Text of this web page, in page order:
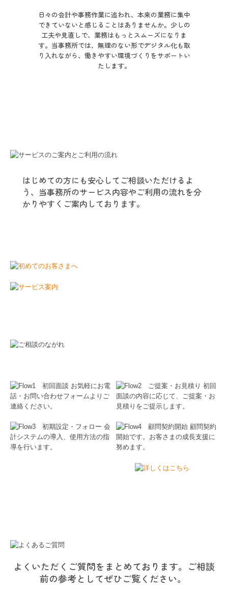
日々の会計や事務作業に追われ、本来の業務に集中
できていないと感じることはありませんか。少しの
工夫や見直しで、業務はもっとスムーズになりま
す。当事務所では、無理のない形でデジタル化も取
り入れながら、働きやすい環境づくりをサポートい
たします。
はじめての方にも安心してご相談いただけるよ
う、当事務所のサービス内容やご利用の流れを分
かりやすくご案内しております。
よくいただくご質問をまとめております。ご相談
前の参考としてぜひご覧ください。